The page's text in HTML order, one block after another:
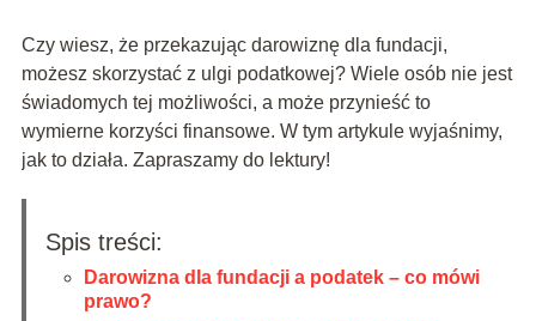
Czy wiesz, że przekazując darowiznę dla fundacji,
możesz skorzystać z ulgi podatkowej? Wiele osób nie jest
świadomych tej możliwości, a może przynieść to
wymierne korzyści finansowe. W tym artykule wyjaśnimy,
jak to działa. Zapraszamy do lektury!
Spis treści:
Darowizna dla fundacji a podatek – co mówi
prawo?